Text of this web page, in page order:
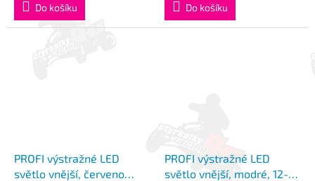
Do košíku Do košíku
PROFI výstražné LED
světlo vnější, červeno
PROFI výstražné LED
světlo vnější, modré, 12-